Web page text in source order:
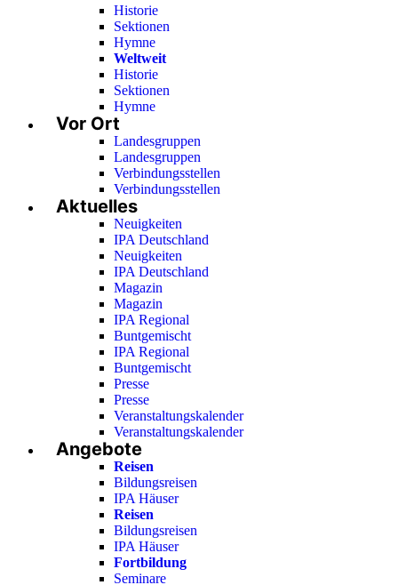
Historie
Sektionen
Hymne
Weltweit
Historie
Sektionen
Hymne
Vor Ort
Landesgruppen
Landesgruppen
Verbindungsstellen
Verbindungsstellen
Aktuelles
Neuigkeiten
IPA Deutschland
Neuigkeiten
IPA Deutschland
Magazin
Magazin
IPA Regional
Buntgemischt
IPA Regional
Buntgemischt
Presse
Presse
Veranstaltungskalender
Veranstaltungskalender
Angebote
Reisen
Bildungsreisen
IPA Häuser
Reisen
Bildungsreisen
IPA Häuser
Fortbildung
Seminare